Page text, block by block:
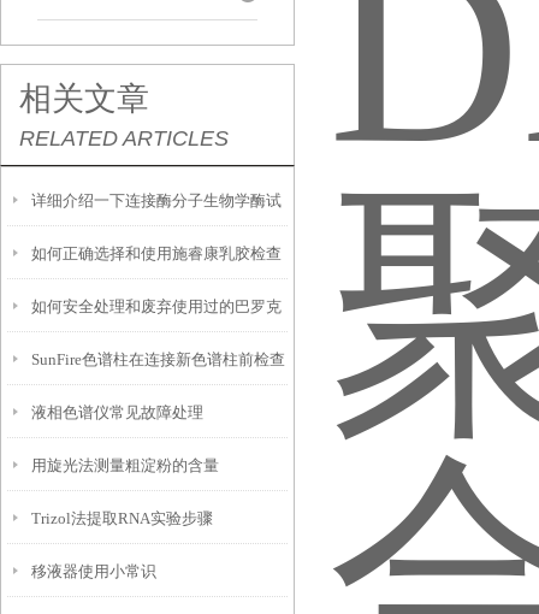
相关文章
RELATED ARTICLES
详细介绍一下连接酶分子生物学酶试
剂
如何正确选择和使用施睿康乳胶检查
手套？
如何安全处理和废弃使用过的巴罗克
巴氏吸管？
SunFire色谱柱在连接新色谱柱前检查
匹配度
液相色谱仪常见故障处理
用旋光法测量粗淀粉的含量
Trizol法提取RNA实验步骤
移液器使用小常识